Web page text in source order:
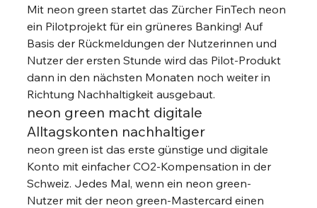
Mit neon green startet das Zürcher FinTech neon
ein Pilotprojekt für ein grüneres Banking! Auf
Basis der Rückmeldungen der Nutzerinnen und
Nutzer der ersten Stunde wird das Pilot-Produkt
dann in den nächsten Monaten noch weiter in
Richtung Nachhaltigkeit ausgebaut.
neon green macht digitale
Alltagskonten nachhaltiger
neon green ist das erste günstige und digitale
Konto mit einfacher CO2-Kompensation in der
Schweiz. Jedes Mal, wenn ein neon green-
Nutzer mit der neon green-Mastercard einen